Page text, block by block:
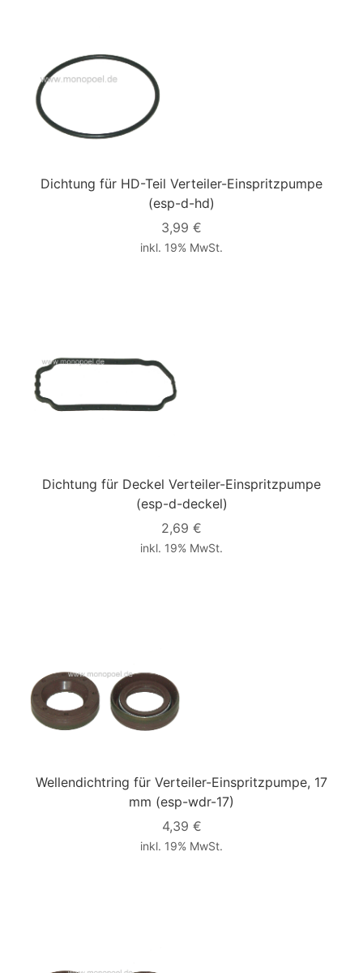
Dichtung für HD-Teil Verteiler-Einspritzpumpe
(esp-d-hd)
3,99 €
inkl. 19% MwSt.
Dichtung für Deckel Verteiler-Einspritzpumpe
(esp-d-deckel)
2,69 €
inkl. 19% MwSt.
Wellendichtring für Verteiler-Einspritzpumpe, 17
mm (esp-wdr-17)
4,39 €
inkl. 19% MwSt.